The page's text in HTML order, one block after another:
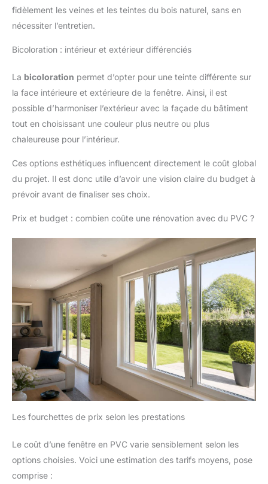
fidèlement les veines et les teintes du bois naturel, sans en
nécessiter l’entretien.
Bicoloration : intérieur et extérieur différenciés
La bicoloration permet d’opter pour une teinte différente sur
la face intérieure et extérieure de la fenêtre. Ainsi, il est
possible d’harmoniser l’extérieur avec la façade du bâtiment
tout en choisissant une couleur plus neutre ou plus
chaleureuse pour l’intérieur.
Ces options esthétiques influencent directement le coût global
du projet. Il est donc utile d’avoir une vision claire du budget à
prévoir avant de finaliser ses choix.
Prix et budget : combien coûte une rénovation avec du PVC ?
Les fourchettes de prix selon les prestations
Le coût d’une fenêtre en PVC varie sensiblement selon les
options choisies. Voici une estimation des tarifs moyens, pose
comprise :